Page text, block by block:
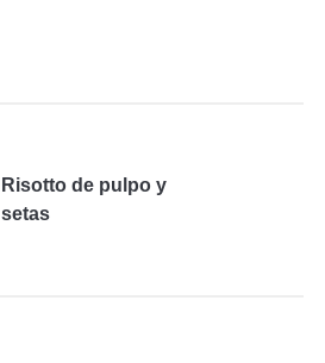
Risotto de pulpo y
setas